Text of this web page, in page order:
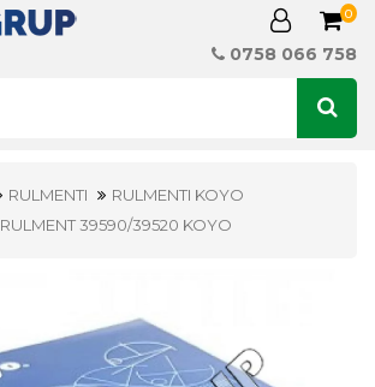
0
0758 066 758
RULMENTI
RULMENTI KOYO
RULMENT 39590/39520 KOYO